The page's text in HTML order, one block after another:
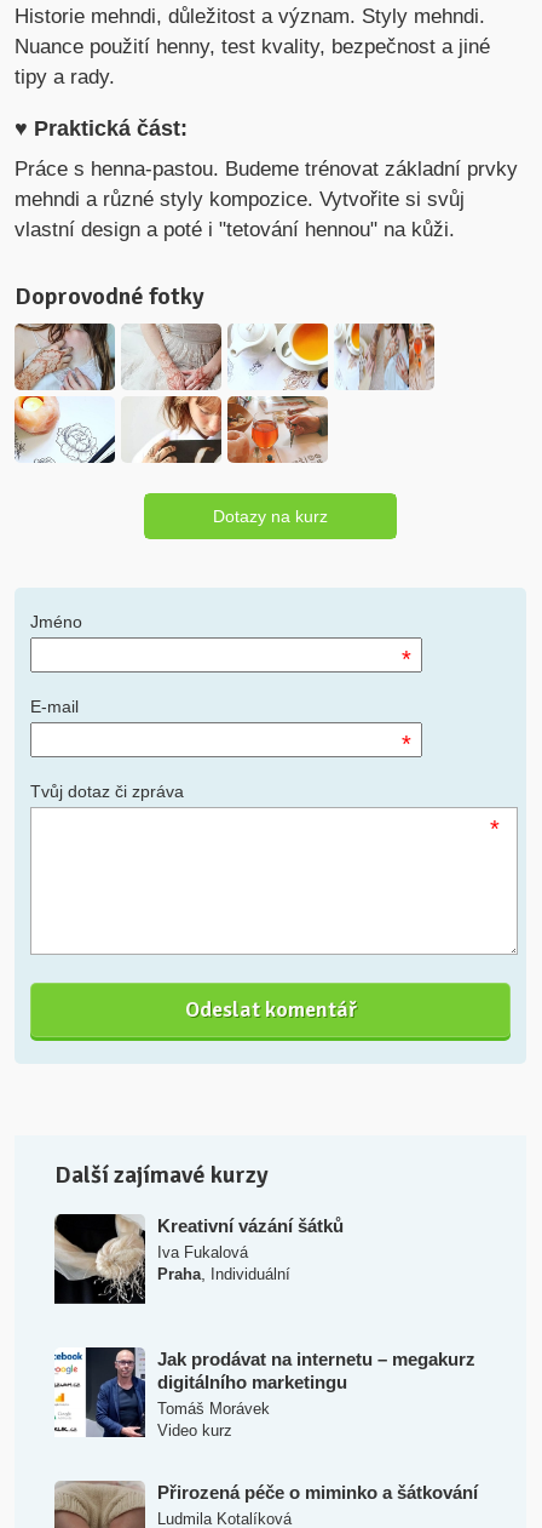
Historie mehndi, důležitost a význam. Styly mehndi.
Nuance použití henny, test kvality, bezpečnost a jiné
tipy a rady.
♥ Praktická část:
Práce s henna-pastou. Budeme trénovat základní prvky
mehndi a různé styly kompozice. Vytvořite si svůj
vlastní design a poté i "tetování hennou" na kůži.
Doprovodné fotky
Dotazy na kurz
Jméno
*
E-mail
*
Tvůj dotaz či zpráva
*
Další zajímavé kurzy
Kreativní vázání šátků
Iva Fukalová
Praha, Individuální
Jak prodávat na internetu – megakurz
digitálního marketingu
Tomáš Morávek
Video kurz
Přirozená péče o miminko a šátkování
Ludmila Kotalíková